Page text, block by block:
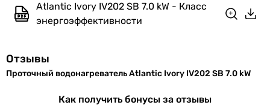
Ширина
белый
1.7 кг
Atlantic Ivory IV202 SB 7.0 kW - Класс
энергоэффективности
Отзывы
Проточный водонагреватель Atlantic Ivory IV202 SB 7.0 kW
Как получить бонусы за отзывы